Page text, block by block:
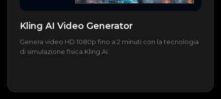
Kling AI Video Generator
Genera video HD 1080p fino a 2 minuti con la tecnologia
di simulazione fisica Kling AI.